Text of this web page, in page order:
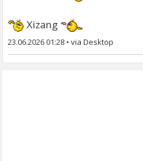
Xizang
23.06.2026 01:28 •